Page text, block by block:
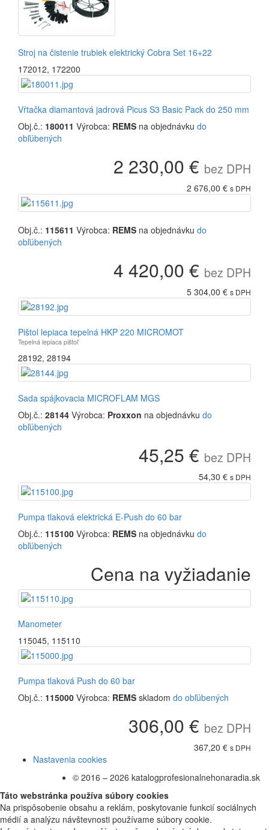
Stroj na čistenie trubiek elektrický Cobra Set 16+22
172012, 172200
Vŕtačka diamantová jadrová Picus S3 Basic Pack do 250 mm
Obj.č.: 180011 Výrobca: REMS na objednávku do
obľúbených
2 230,00 € bez DPH
2 676,00 € s DPH
Obj.č.: 115611 Výrobca: REMS na objednávku do
obľúbených
4 420,00 € bez DPH
5 304,00 € s DPH
Pištol lepiaca tepelná HKP 220 MICROMOT
Tepelná lepiaca pištoľ
28192, 28194
Sada spájkovacia MICROFLAM MGS
Obj.č.: 28144 Výrobca: Proxxon na objednávku do
obľúbených
45,25 € bez DPH
54,30 € s DPH
Pumpa tlaková elektrická E-Push do 60 bar
Obj.č.: 115100 Výrobca: REMS na objednávku do
obľúbených
Cena na vyžiadanie
Manometer
115045, 115110
Pumpa tlaková Push do 60 bar
Obj.č.: 115000 Výrobca: REMS skladom do obľúbených
306,00 € bez DPH
367,20 € s DPH
Nastavenia cookies
© 2016 – 2026 katalogprofesionalnehonaradia.sk
Táto webstránka používa súbory cookies
Na prispôsobenie obsahu a reklám, poskytovanie funkcií sociálnych
médií a analýzu návštevnosti používame súbory cookie.